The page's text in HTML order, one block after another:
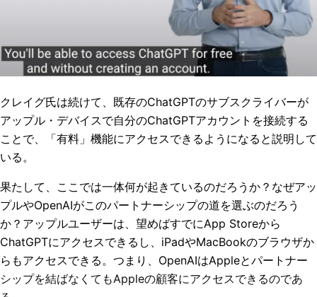
クレイグ氏は続けて、既存のChatGPTのサブスクライバーが
アップル・デバイスで自分のChatGPTアカウントを接続する
ことで、「有料」機能にアクセスできるようになると説明して
いる。
果たして、ここでは一体何が起きているのだろうか？なぜアッ
プルやOpenAIがこのパートナーシップの道を選ぶのだろう
か？アップルユーザーは、望めばすでにApp Storeから
ChatGPTにアクセスできるし、iPadやMacBookのブラウザか
らもアクセスできる。つまり、OpenAIはAppleとパートナー
シップを結ばなくてもAppleの顧客にアクセスできるのであ